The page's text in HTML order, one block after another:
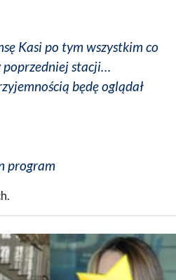
Kasi po tym wszystkim co
poprzedniej stacji…
będę oglądał
program